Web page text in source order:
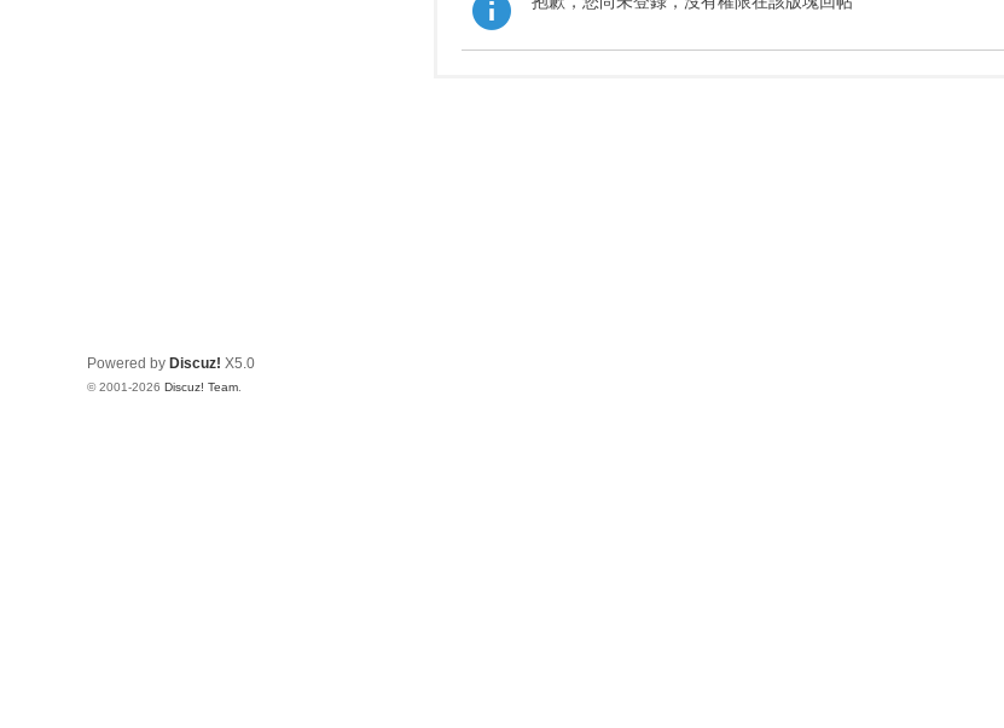
Powered by Discuz! X5.0
© 2001-2026 Discuz! Team